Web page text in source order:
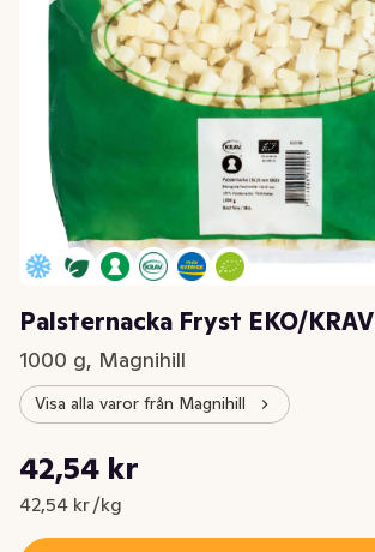
Palsternacka Fryst EKO/KRAV
1000 g, Magnihill
Visa alla varor från Magnihill
Nuvarande pris är: 42,54 kr
42,54 kr
42,54 kr /kg
Styckpris: 42,54 kr /kg